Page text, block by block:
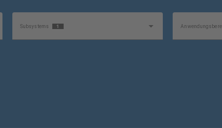
Subsystems 1